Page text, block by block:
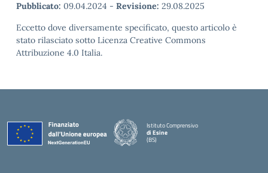
Pubblicato: 09.04.2024 - Revisione: 29.08.2025
Eccetto dove diversamente specificato, questo articolo è
stato rilasciato sotto Licenza Creative Commons
Attribuzione 4.0 Italia.
Istituto Comprensivo
di Esine
(BS)